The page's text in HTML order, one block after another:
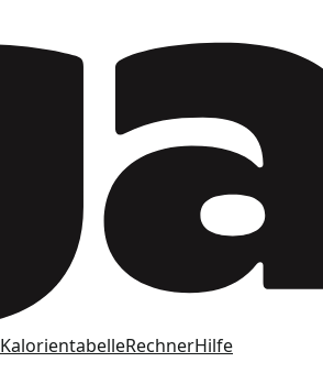
KalorientabelleRechnerHilfe